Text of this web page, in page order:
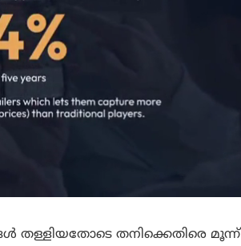
തള്ളിയതോടെ തനിക്കെതിരെ മൂന്ന്